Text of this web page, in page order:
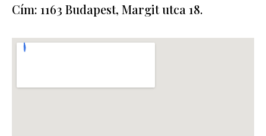
Cím: 1163 Budapest, Margit utca 18.